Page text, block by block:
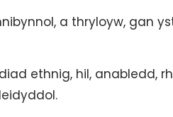
a thryloyw, gan
ethnig, hil, anabledd,